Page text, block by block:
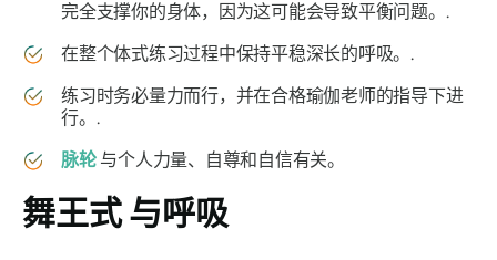
完全支撑你的身体，因为这可能会导致平衡问题。.
在整个体式练习过程中保持平稳深长的呼吸。.
练习时务必量力而行，并在合格瑜伽老师的指导下进
行。.
脉轮与个人力量、自尊和自信有关。
舞王式与呼吸